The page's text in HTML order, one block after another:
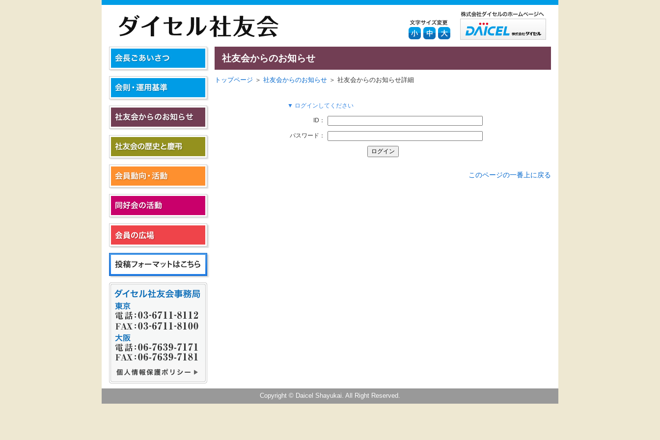
社友会からのお知らせ
トップページ ＞ 社友会からのお知らせ ＞ 社友会からのお知らせ詳細
▼ ログインしてください
ID：
パスワード：
このページの一番上に戻る
Copyright © Daicel Shayukai. All Right Reserved.